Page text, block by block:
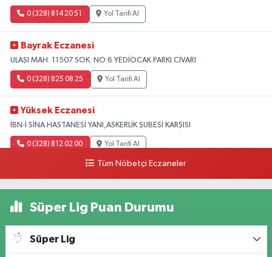
0 (328) 814 20 51 Yol Tarifi Al
Bayrak Eczanesi
ULAŞI MAH. 11507 SOK. NO:6 YEDİOCAK PARKI CİVARI
0 (328) 825 08 25 Yol Tarifi Al
Yüksek Eczanesi
İBN-İ SİNA HASTANESİ YANI,ASKERLİK ŞUBESİ KARŞISI
0 (328) 812 02 00 Yol Tarifi Al
Tüm Nöbetçi Eczaneler
Süper Lig Puan Durumu
Süper Lig